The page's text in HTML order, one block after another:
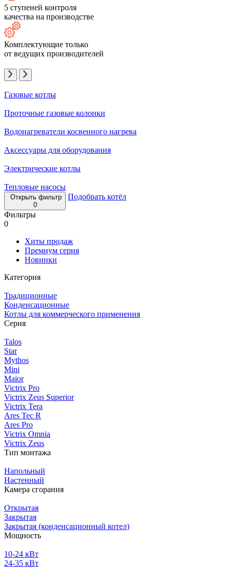
5 ступеней контроля
качества на производстве
Комплектующие только
от ведущих производителей
Газовые котлы
Проточные газовые колонки
Водонагреватели косвенного нагрева
Аксессуары для оборудования
Электрические котлы
Тепловые насосы
Открыть фильтр
0
Подобрать котёл
Фильтры
0
Хиты продаж
Премиум серия
Новинки
Категория
Традиционные
Конденсационные
Котлы для коммерческого применения
Серия
Talos
Star
Mythos
Mini
Maior
Victrix Pro
Victrix Zeus Superior
Victrix Tera
Ares Tec R
Ares Pro
Victrix Omnia
Victrix Zeus
Тип монтажа
Напольный
Настенный
Камера сгорания
Открытая
Закрытая
Закрытая (конденсационный котел)
Мощность
10-24 кВт
24-35 кВт